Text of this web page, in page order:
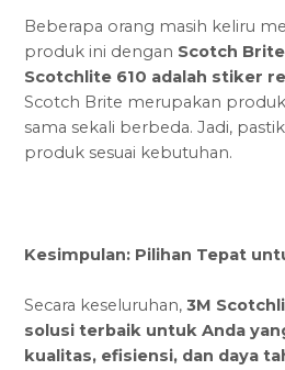
Beberapa orang masih keliru
produk ini dengan Scotch
Scotchlite 610 adalah stiker
Scotch Brite merupakan
sama sekali berbeda. Jadi,
produk sesuai kebutuhan.
Kesimpulan: Pilihan Tepat
Secara keseluruhan,3M
solusi terbaik untuk Anda
kualitas, efisiensi, dan daya